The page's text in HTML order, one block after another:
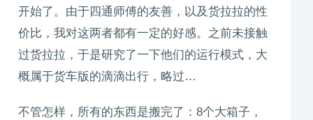
开始了。由于四通师傅的友善，以及货拉拉的性
价比，我对这两者都有一定的好感。之前未接触
过货拉拉，于是研究了一下他们的运行模式，大
概属于货车版的滴滴出行，略过…
不管怎样，所有的东西是搬完了：8个大箱子，